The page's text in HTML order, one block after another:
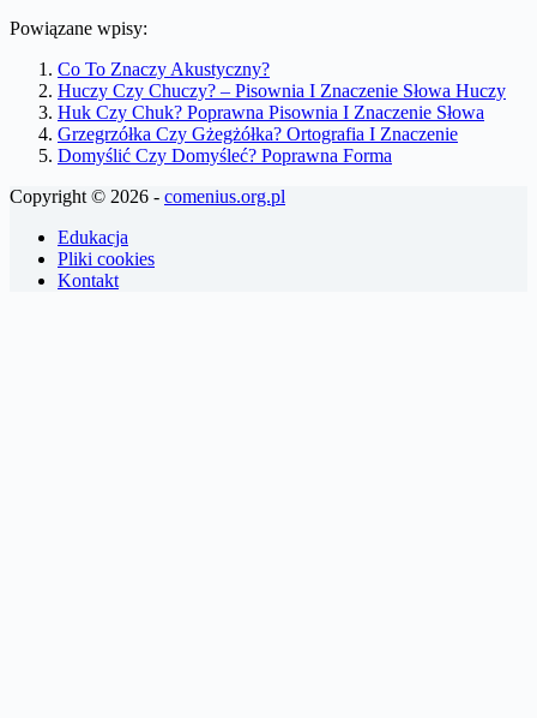
Powiązane wpisy:
Co To Znaczy Akustyczny?
Huczy Czy Chuczy? – Pisownia I Znaczenie Słowa Huczy
Huk Czy Chuk? Poprawna Pisownia I Znaczenie Słowa
Grzegrzółka Czy Gżegżółka? Ortografia I Znaczenie
Domyślić Czy Domyśleć? Poprawna Forma
Copyright © 2026 - comenius.org.pl
Edukacja
Pliki cookies
Kontakt